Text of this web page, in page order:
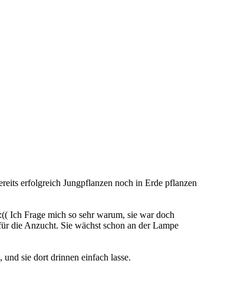
erfolgreich Jungpflanzen noch in Erde pflanzen
Ich Frage mich so sehr warum, sie war doch
die Anzucht. Sie wächst schon an der Lampe
sie dort drinnen einfach lasse.